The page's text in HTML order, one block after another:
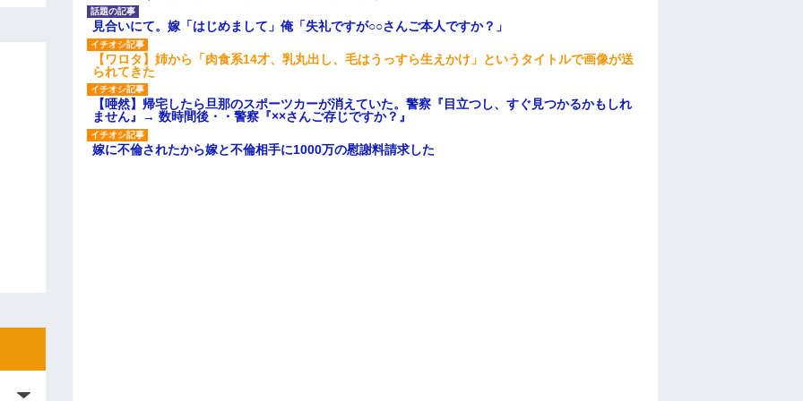
見合いにて。嫁「はじめまして」俺「失礼ですが○○さんご本人ですか？」
【ワロタ】姉から「肉食系14才、乳丸出し、毛はうっすら生えかけ」というタイトルで画像が送
られてきた
【唖然】帰宅したら旦那のスポーツカーが消えていた。警察『目立つし、すぐ見つかるかもしれ
ません』→ 数時間後・・警察『××さんご存じですか？』
嫁に不倫されたから嫁と不倫相手に1000万の慰謝料請求した